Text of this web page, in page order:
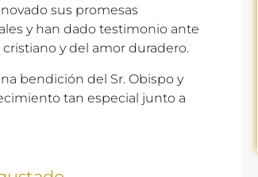
sus promesas
y han dado testimonio ante
y del amor duradero.
bendición del Sr. Obispo y
tan especial junto a